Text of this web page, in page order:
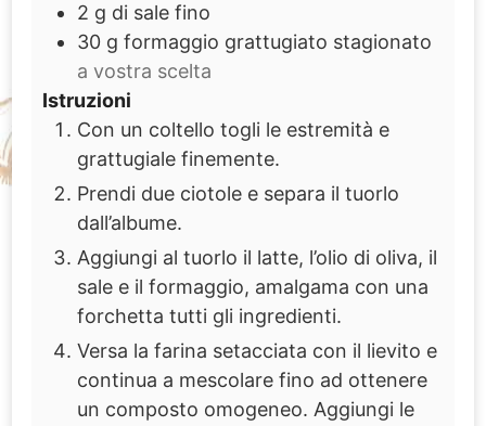
2 g di sale fino
30 g formaggio grattugiato stagionato
a vostra scelta
Istruzioni
Con un coltello togli le estremità e
grattugiale finemente.
Prendi due ciotole e separa il tuorlo
dall’albume.
Aggiungi al tuorlo il latte, l’olio di oliva, il
sale e il formaggio, amalgama con una
forchetta tutti gli ingredienti.
Versa la farina setacciata con il lievito e
continua a mescolare fino ad ottenere
un composto omogeneo. Aggiungi le